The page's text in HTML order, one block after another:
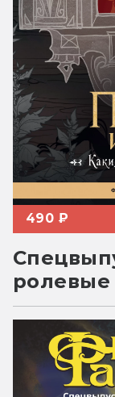
490 ₽